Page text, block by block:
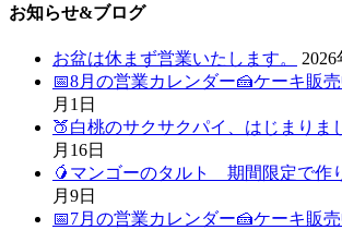
お知らせ&ブログ
お盆は休まず営業いたします。
2026
📅8月の営業カレンダー🍰ケーキ販
月1日
🍑白桃のサクサクパイ、はじまりま
月16日
🥭マンゴーのタルト 期間限定で作
月9日
📅7月の営業カレンダー🍰ケーキ販